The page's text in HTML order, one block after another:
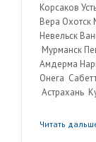
Корсаков
Вера Охотск
Невельск
Мурманск
Амдерма
Онега
Астрахань
Читать